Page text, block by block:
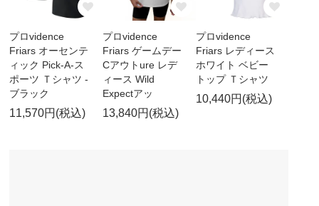
プロvidence
Friars オーセンテ
ィック Pick-A-ス
ポーツ Ｔシャツ -
ブラック
11,570円(税込)
プロvidence
Friars ゲームデー
Cアウトure レデ
ィース Wild
Expectアッ
13,840円(税込)
プロvidence
Friars レディース
ホワイト ベビー
トップ Ｔシャツ
10,440円(税込)